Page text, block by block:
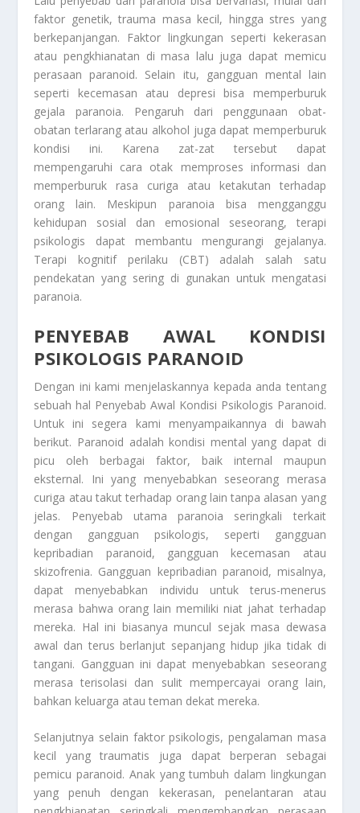
faktor genetik, trauma masa kecil, hingga stres yang
berkepanjangan. Faktor lingkungan seperti kekerasan
atau pengkhianatan di masa lalu juga dapat memicu
perasaan paranoid. Selain itu, gangguan mental lain
seperti kecemasan atau depresi bisa memperburuk
gejala paranoia. Pengaruh dari penggunaan obat-
obatan terlarang atau alkohol juga dapat memperburuk
kondisi ini. Karena zat-zat tersebut dapat
mempengaruhi cara otak memproses informasi dan
memperburuk rasa curiga atau ketakutan terhadap
orang lain. Meskipun paranoia bisa mengganggu
kehidupan sosial dan emosional seseorang, terapi
psikologis dapat membantu mengurangi gejalanya.
Terapi kognitif perilaku (CBT) adalah salah satu
pendekatan yang sering di gunakan untuk mengatasi
paranoia.
PENYEBAB AWAL KONDISI
PSIKOLOGIS PARANOID
Dengan ini kami menjelaskannya kepada anda tentang
sebuah hal Penyebab Awal Kondisi Psikologis Paranoid.
Untuk ini segera kami menyampaikannya di bawah
berikut. Paranoid adalah kondisi mental yang dapat di
picu oleh berbagai faktor, baik internal maupun
eksternal. Ini yang menyebabkan seseorang merasa
curiga atau takut terhadap orang lain tanpa alasan yang
jelas. Penyebab utama paranoia seringkali terkait
dengan gangguan psikologis, seperti gangguan
kepribadian paranoid, gangguan kecemasan atau
skizofrenia. Gangguan kepribadian paranoid, misalnya,
dapat menyebabkan individu untuk terus-menerus
merasa bahwa orang lain memiliki niat jahat terhadap
mereka. Hal ini biasanya muncul sejak masa dewasa
awal dan terus berlanjut sepanjang hidup jika tidak di
tangani. Gangguan ini dapat menyebabkan seseorang
merasa terisolasi dan sulit mempercayai orang lain,
bahkan keluarga atau teman dekat mereka.
Selanjutnya selain faktor psikologis, pengalaman masa
kecil yang traumatis juga dapat berperan sebagai
pemicu paranoid. Anak yang tumbuh dalam lingkungan
yang penuh dengan kekerasan, penelantaran atau